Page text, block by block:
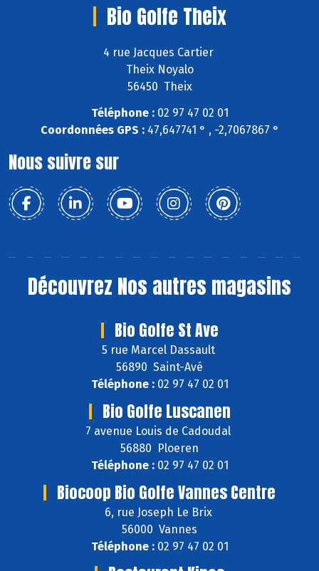
Bio Golfe Theix
4 rue Jacques Cartier
Theix Noyalo
56450 Theix
Téléphone :02 97 47 02 01
Coordonnées GPS :47,647741 ° , -2,7067867 °
Nous suivre sur
Découvrez Nos autres magasins
Bio Golfe St Ave
5 rue Marcel Dassault
56890 Saint-Avé
Téléphone :02 97 47 02 01
Bio Golfe Luscanen
7 avenue Louis de Cadoudal
56880 Ploeren
Téléphone :02 97 47 02 01
Biocoop Bio Golfe Vannes Centre
6, rue Joseph Le Brix
56000 Vannes
Téléphone :02 97 47 02 01